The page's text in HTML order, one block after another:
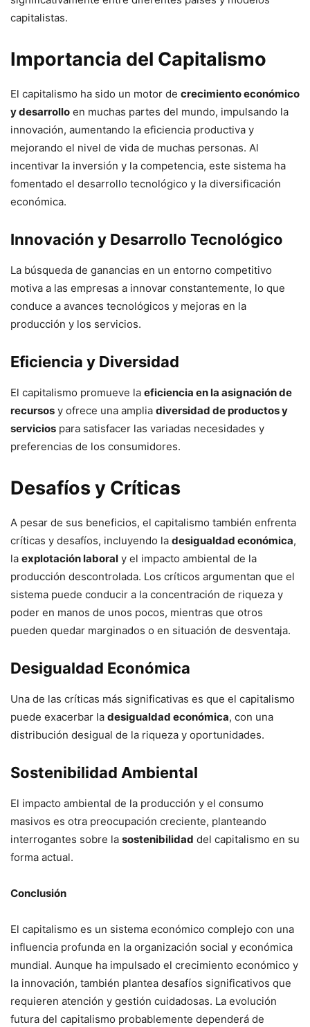
capitalistas.
Importancia del Capitalismo
El capitalismo ha sido un motor de crecimiento económico
y desarrollo en muchas partes del mundo, impulsando la
innovación, aumentando la eficiencia productiva y
mejorando el nivel de vida de muchas personas. Al
incentivar la inversión y la competencia, este sistema ha
fomentado el desarrollo tecnológico y la diversificación
económica.
Innovación y Desarrollo Tecnológico
La búsqueda de ganancias en un entorno competitivo
motiva a las empresas a innovar constantemente, lo que
conduce a avances tecnológicos y mejoras en la
producción y los servicios.
Eficiencia y Diversidad
El capitalismo promueve la eficiencia en la asignación de
recursos y ofrece una amplia diversidad de productos y
servicios para satisfacer las variadas necesidades y
preferencias de los consumidores.
Desafíos y Críticas
A pesar de sus beneficios, el capitalismo también enfrenta
críticas y desafíos, incluyendo la desigualdad económica,
la explotación laboral y el impacto ambiental de la
producción descontrolada. Los críticos argumentan que el
sistema puede conducir a la concentración de riqueza y
poder en manos de unos pocos, mientras que otros
pueden quedar marginados o en situación de desventaja.
Desigualdad Económica
Una de las críticas más significativas es que el capitalismo
puede exacerbar la desigualdad económica, con una
distribución desigual de la riqueza y oportunidades.
Sostenibilidad Ambiental
El impacto ambiental de la producción y el consumo
masivos es otra preocupación creciente, planteando
interrogantes sobre la sostenibilidad del capitalismo en su
forma actual.
Conclusión
El capitalismo es un sistema económico complejo con una
influencia profunda en la organización social y económica
mundial. Aunque ha impulsado el crecimiento económico y
la innovación, también plantea desafíos significativos que
requieren atención y gestión cuidadosas. La evolución
futura del capitalismo probablemente dependerá de